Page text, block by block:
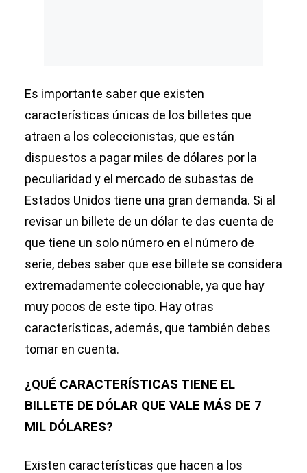
Es importante saber que existen
características únicas de los billetes que
atraen a los coleccionistas, que están
dispuestos a pagar miles de dólares por la
peculiaridad y el mercado de subastas de
Estados Unidos tiene una gran demanda. Si al
revisar un billete de un dólar te das cuenta de
que tiene un solo número en el número de
serie, debes saber que ese billete se considera
extremadamente coleccionable, ya que hay
muy pocos de este tipo. Hay otras
características, además, que también debes
tomar en cuenta.
¿QUÉ CARACTERÍSTICAS TIENE EL
BILLETE DE DÓLAR QUE VALE MÁS DE 7
MIL DÓLARES?
Existen características que hacen a los